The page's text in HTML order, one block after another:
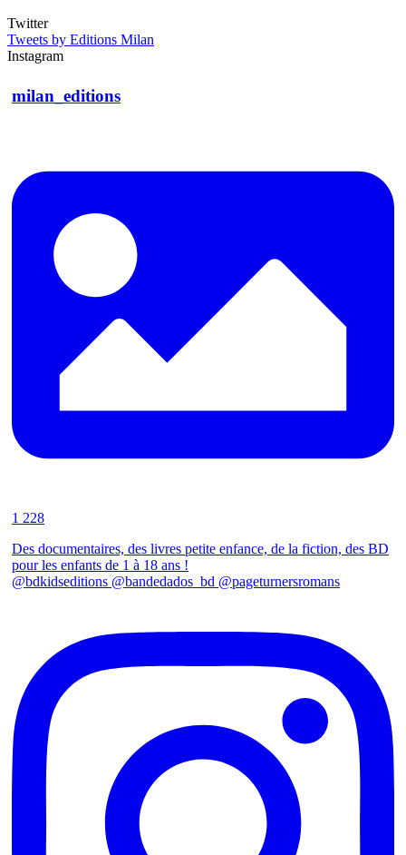
Twitter
Tweets by Editions Milan
Instagram
milan_editions
1 228
Des documentaires, des livres petite enfance, de la fiction, des BD
pour les enfants de 1 à 18 ans !
@bdkidseditions @bandedados_bd @pageturnersromans